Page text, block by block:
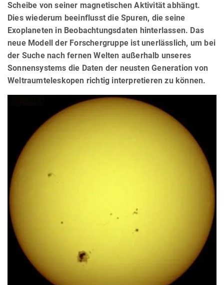
Scheibe von seiner magnetischen Aktivität abhängt.
Dies wiederum beeinflusst die Spuren, die seine
Exoplaneten in Beobachtungsdaten hinterlassen. Das
neue Modell der Forschergruppe ist unerlässlich, um bei
der Suche nach fernen Welten außerhalb unseres
Sonnensystems die Daten der neusten Generation von
Weltraumteleskopen richtig interpretieren zu können.